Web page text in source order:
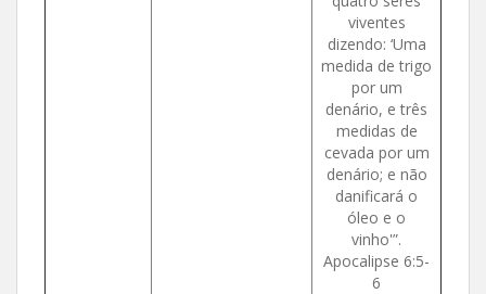
viventes
dizendo: ‘Uma
medida de trigo
por um
denário, e três
medidas de
cevada por um
denário; e não
danificará o
óleo e o
vinho'”.
Apocalipse 6:5-
6